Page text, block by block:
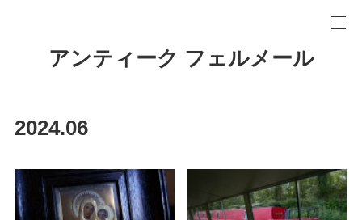
アンティーク フェルメール
2024.06